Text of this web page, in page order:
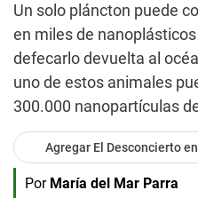
Un solo pláncton puede
en miles de
defecarlo devuelta al
uno de estos animales
300.000 nanopartículas
Agregar El Desconcierto en
Por María del Mar Parra